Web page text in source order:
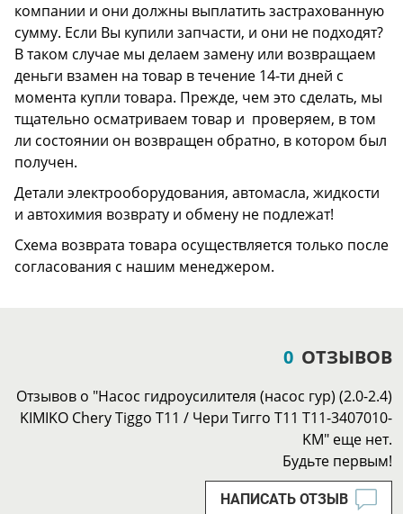
компании и они должны выплатить застрахованную
сумму. Если Вы купили запчасти, и они не подходят?
В таком случае мы делаем замену или возвращаем
деньги взамен на товар в течение 14-ти дней с
момента купли товара. Прежде, чем это сделать, мы
тщательно осматриваем товар и проверяем, в том
ли состоянии он возвращен обратно, в котором был
получен.
Детали электрооборудования, автомасла, жидкости
и автохимия возврату и обмену не подлежат!
Схема возврата товара осуществляется только после
согласования с нашим менеджером.
0 ОТЗЫВОВ
Отзывов о "Насос гидроусилителя (насос гур) (2.0-2.4)
KIMIKO Chery Tiggo Т11 / Чери Тигго Т11 T11-3407010-
KM" еще нет.
Будьте первым!
НАПИСАТЬ ОТЗЫВ